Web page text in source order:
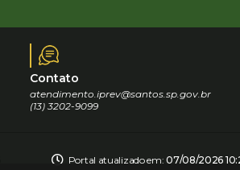
Contato
atendimento.iprev@santos.sp.gov.br
(13) 3202-9099
Portal atualizado em:07/08/2026